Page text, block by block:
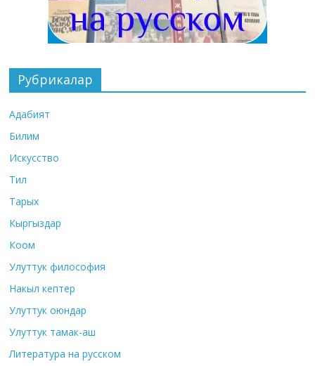
Рубрикалар
Адабият
Билим
Искусство
Тил
Тарых
Кыргыздар
Коом
Улуттук философия
Накыл кептер
Улуттук оюндар
Улуттук тамак-аш
Литература на русском